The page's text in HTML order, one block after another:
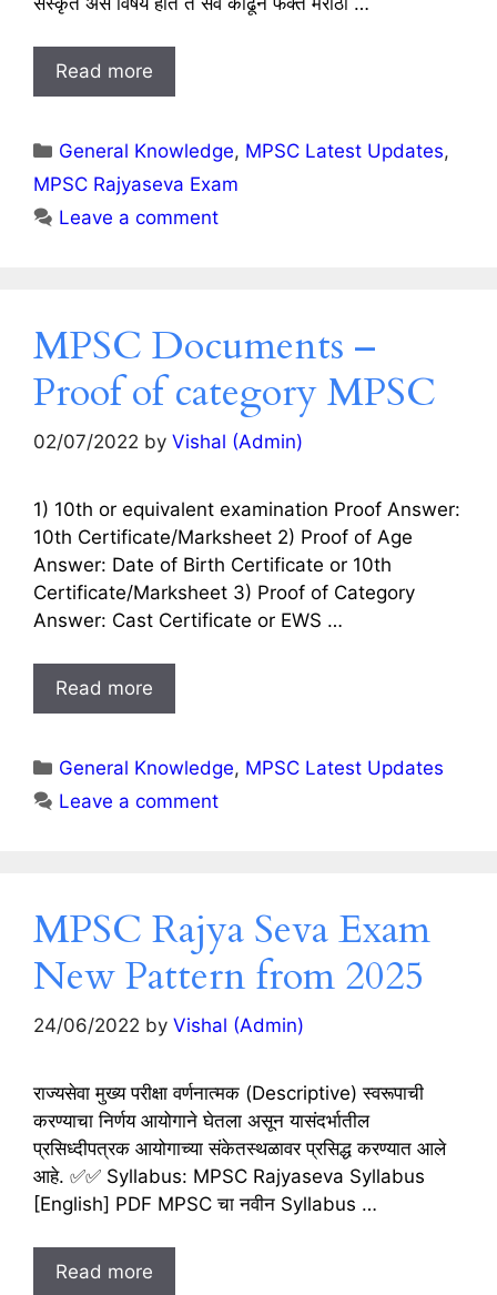
Read more
Categories
General Knowledge, MPSC Latest Updates,
MPSC Rajyaseva Exam
Leave a comment
MPSC Documents –
Proof of category MPSC
02/07/2022 by Vishal (Admin)
1) 10th or equivalent examination Proof Answer:
10th Certificate/Marksheet 2) Proof of Age
Answer: Date of Birth Certificate or 10th
Certificate/Marksheet 3) Proof of Category
Answer: Cast Certificate or EWS …
Read more
Categories
General Knowledge, MPSC Latest Updates
Leave a comment
MPSC Rajya Seva Exam
New Pattern from 2025
24/06/2022 by Vishal (Admin)
राज्यसेवा मुख्य परीक्षा वर्णनात्मक (Descriptive) स्वरूपाची
करण्याचा निर्णय आयोगाने घेतला असून यासंदर्भातील
प्रसिध्दीपत्रक आयोगाच्या संकेतस्थळावर प्रसिद्ध करण्यात आले
आहे. ✅✅ Syllabus: MPSC Rajyaseva Syllabus
[English] PDF MPSC चा नवीन Syllabus …
Read more